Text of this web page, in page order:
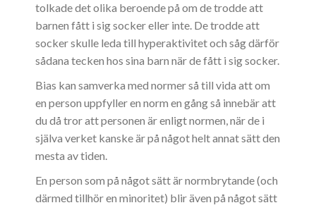
tolkade det olika beroende på om de trodde att
barnen fått i sig socker eller inte. De trodde att
socker skulle leda till hyperaktivitet och såg därför
sådana tecken hos sina barn när de fått i sig socker.
Bias kan samverka med normer så till vida att om
en person uppfyller en norm en gång så innebär att
du då tror att personen är enligt normen, när de i
själva verket kanske är på något helt annat sätt den
mesta av tiden.
En person som på något sätt är normbrytande (och
därmed tillhör en minoritet) blir även på något sätt